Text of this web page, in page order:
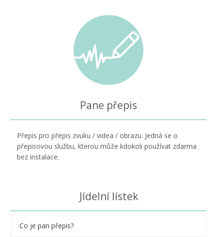
Pane přepis
Přepis pro přepis zvuku / videa / obrazu. Jedná se o
přepisovou službu, kterou může kdokoli používat zdarma
bez instalace.
Jídelní lístek
Co je pan přepis?